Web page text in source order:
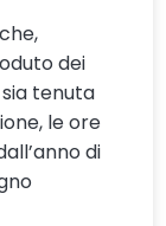
dei
sia tenuta
le ore
di